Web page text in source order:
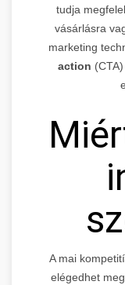
tudja
vásárlásra
marketing
action
A mai
elégedhet